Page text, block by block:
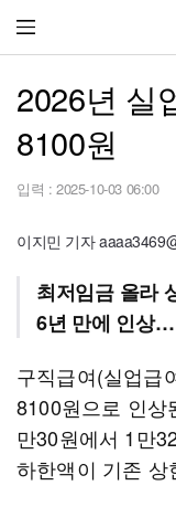
2026년 실
8100원
입력 : 2025-10-03 06:00
이지민 기자
최저임금 올라
6년 만에 인상
구직급여(실업급
8100원으로 인상
만30원에서 1만
하한액이 기존